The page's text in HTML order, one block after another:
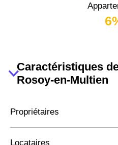
Caractéristiques
Rosoy-en-Multien
Propriétaires
Locataires